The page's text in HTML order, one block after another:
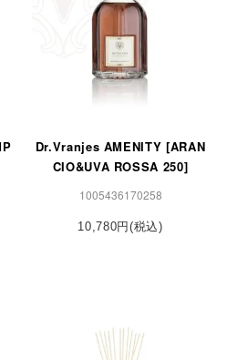
Dr.Vranjes AMENITY [ARAN
CIO&UVA ROSSA 250]
1005436170258
10,780円(税込)